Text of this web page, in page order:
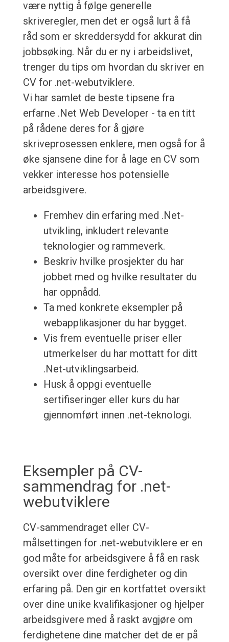
være nyttig å følge generelle
skriveregler, men det er også lurt å få
råd som er skreddersydd for akkurat din
jobbsøking. Når du er ny i arbeidslivet,
trenger du tips om hvordan du skriver en
CV for .net-webutviklere.
Vi har samlet de beste tipsene fra
erfarne .Net Web Developer - ta en titt
på rådene deres for å gjøre
skriveprosessen enklere, men også for å
øke sjansene dine for å lage en CV som
vekker interesse hos potensielle
arbeidsgivere.
Fremhev din erfaring med .Net-
utvikling, inkludert relevante
teknologier og rammeverk.
Beskriv hvilke prosjekter du har
jobbet med og hvilke resultater du
har oppnådd.
Ta med konkrete eksempler på
webapplikasjoner du har bygget.
Vis frem eventuelle priser eller
utmerkelser du har mottatt for ditt
.Net-utviklingsarbeid.
Husk å oppgi eventuelle
sertifiseringer eller kurs du har
gjennomført innen .net-teknologi.
Eksempler på CV-
sammendrag for .net-
webutviklere
CV-sammendraget eller CV-
målsettingen for .net-webutviklere er en
god måte for arbeidsgivere å få en rask
oversikt over dine ferdigheter og din
erfaring på. Den gir en kortfattet oversikt
over dine unike kvalifikasjoner og hjelper
arbeidsgivere med å raskt avgjøre om
ferdighetene dine matcher det de er på